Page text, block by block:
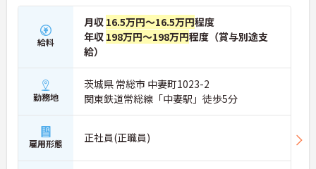
給料
月収 16.5万円～16.5万円程度
年収 198万円～198万円程度（賞与別途支
給）
勤務地
茨城県 常総市 中妻町1023-2
関東鉄道常総線「中妻駅」徒歩5分
雇用形態 正社員(正職員)